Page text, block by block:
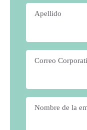
Apellido
Correo
Nombre de la